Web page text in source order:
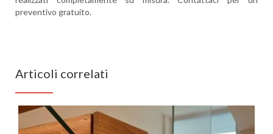
preventivo gratuito.
Articoli correlati